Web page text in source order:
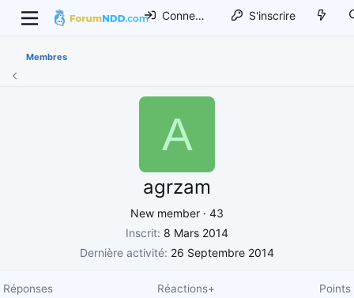
Connexion S'inscrire
Membres
A
agrzam
New member · 43
Inscrit 8 Mars 2014
Dernière activité 26 Septembre 2014
Réponses Réactions+ Points